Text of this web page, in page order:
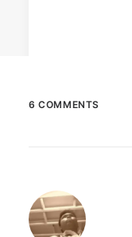
The increase
subscribers.
6 COMMENTS